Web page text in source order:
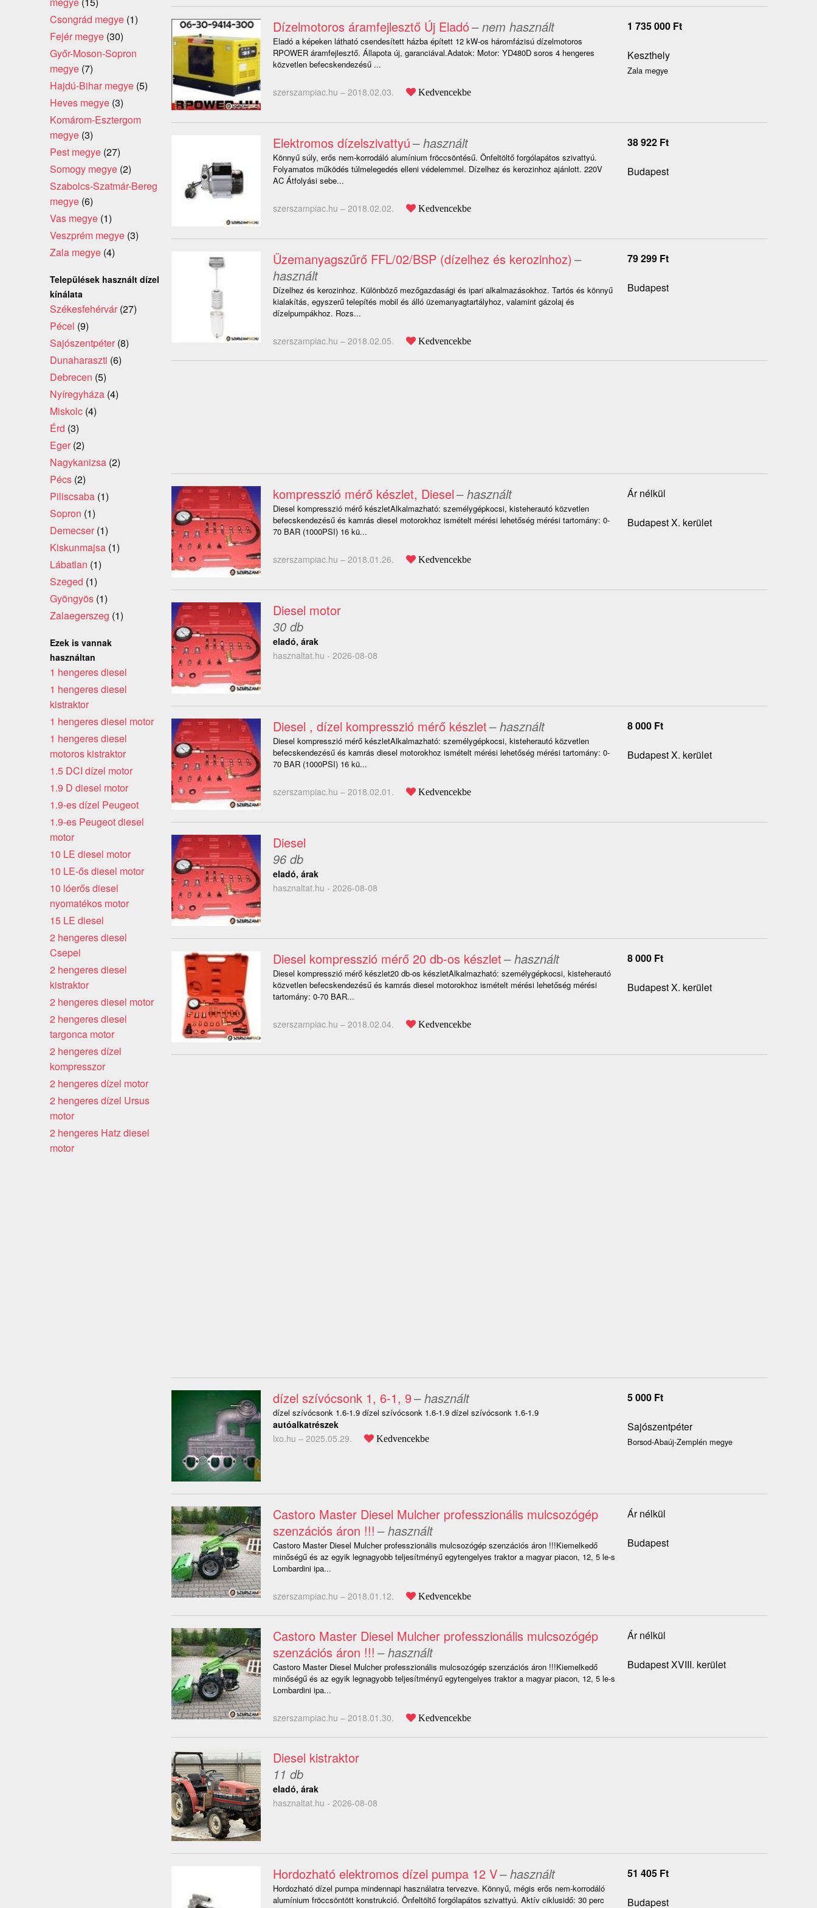
Dízelmotoros áramfejlesztő Új Eladó– nem használt
Eladó a képeken látható csendesített házba épített 12 kW-os háromfázisú dízelmotoros
RPOWER áramfejlesztő. Állapota új, garanciával.Adatok: Motor: YD480D soros 4 hengeres
közvetlen befecskendezésű ...
szerszampiac.hu – 2018.02.03. Kedvencekbe
1 735 000 Ft
Keszthely
Zala megye
Elektromos dízelszivattyú– használt
Könnyű súly, erős nem-korrodáló alumínium fröccsöntésű. Önfeltöltő forgólapátos szivattyú.
Folyamatos működés túlmelegedés elleni védelemmel. Dízelhez és kerozinhoz ajánlott. 220V
AC Átfolyási sebe...
szerszampiac.hu – 2018.02.02. Kedvencekbe
38 922 Ft
Budapest
Üzemanyagszűrő FFL/02/BSP (dízelhez és kerozinhoz) –
használt
Dízelhez és kerozinhoz. Különböző mezőgazdasági és ipari alkalmazásokhoz. Tartós és könnyű
kialakítás, egyszerű telepítés mobil és álló üzemanyagtartályhoz, valamint gázolaj és
dízelpumpákhoz. Rozs...
szerszampiac.hu – 2018.02.05. Kedvencekbe
79 299 Ft
Budapest
kompresszió mérő készlet, Diesel– használt
Diesel kompresszió mérő készletAlkalmazható: személygépkocsi, kisteherautó közvetlen
befecskendezésű és kamrás diesel motorokhoz ismételt mérési lehetőség mérési tartomány: 0-
70 BAR (1000PSI) 16 kü...
szerszampiac.hu – 2018.01.26. Kedvencekbe
Ár nélkül
Budapest X. kerület
Diesel motor
30 db
eladó, árak
hasznaltat.hu - 2026-08-08
Diesel , dízel kompresszió mérő készlet– használt
Diesel kompresszió mérő készletAlkalmazható: személygépkocsi, kisteherautó közvetlen
befecskendezésű és kamrás diesel motorokhoz ismételt mérési lehetőség mérési tartomány: 0-
70 BAR (1000PSI) 16 kü...
szerszampiac.hu – 2018.02.01. Kedvencekbe
8 000 Ft
Budapest X. kerület
Diesel
96 db
eladó, árak
hasznaltat.hu - 2026-08-08
Diesel kompresszió mérő 20 db-os készlet– használt
Diesel kompresszió mérő készlet20 db-os készletAlkalmazható: személygépkocsi, kisteherautó
közvetlen befecskendezésű és kamrás diesel motorokhoz ismételt mérési lehetőség mérési
tartomány: 0-70 BAR...
szerszampiac.hu – 2018.02.04. Kedvencekbe
8 000 Ft
Budapest X. kerület
dízel szívócsonk 1, 6-1, 9– használt
dízel szívócsonk 1.6-1.9 dízel szívócsonk 1.6-1.9 dízel szívócsonk 1.6-1.9
autóalkatrészek
lxo.hu – 2025.05.29. Kedvencekbe
5 000 Ft
Sajószentpéter
Borsod-Abaúj-Zemplén megye
Castoro Master Diesel Mulcher professzionális mulcsozógép
szenzációs áron !!! – használt
Castoro Master Diesel Mulcher professzionális mulcsozógép szenzációs áron !!!Kiemelkedő
minőségű és az egyik legnagyobb teljesítményű egytengelyes traktor a magyar piacon, 12, 5 le-s
Lombardini ipa...
szerszampiac.hu – 2018.01.12. Kedvencekbe
Ár nélkül
Budapest
Castoro Master Diesel Mulcher professzionális mulcsozógép
szenzációs áron !!! – használt
Castoro Master Diesel Mulcher professzionális mulcsozógép szenzációs áron !!!Kiemelkedő
minőségű és az egyik legnagyobb teljesítményű egytengelyes traktor a magyar piacon, 12, 5 le-s
Lombardini ipa...
szerszampiac.hu – 2018.01.30. Kedvencekbe
Ár nélkül
Budapest XVIII. kerület
Diesel kistraktor
11 db
eladó, árak
hasznaltat.hu - 2026-08-08
Hordozható elektromos dízel pumpa 12 V– használt
Hordozható dízel pumpa mindennapi használatra tervezve. Könnyű, mégis erős nem-korrodáló
alumínium fröccsöntött konstrukció. Önfeltöltő forgólapátos szivattyú. Aktív ciklusidő: 30 perc
51 405 Ft
Budapest
Csongrád megye (1)
Fejér megye (30)
Győr-Moson-Sopron
megye (7)
Hajdú-Bihar megye (5)
Heves megye (3)
Komárom-Esztergom
megye (3)
Pest megye (27)
Somogy megye (2)
Szabolcs-Szatmár-Bereg
megye (6)
Vas megye (1)
Veszprém megye (3)
Zala megye (4)
Települések használt dízel
kínálata
Székesfehérvár (27)
Pécel (9)
Sajószentpéter (8)
Dunaharaszti (6)
Debrecen (5)
Nyíregyháza (4)
Miskolc (4)
Érd (3)
Eger (2)
Nagykanizsa (2)
Pécs (2)
Piliscsaba (1)
Sopron (1)
Demecser (1)
Kiskunmajsa (1)
Lábatlan (1)
Szeged (1)
Gyöngyös (1)
Zalaegerszeg (1)
Ezek is vannak
használtan
1 hengeres diesel
1 hengeres diesel
kistraktor
1 hengeres diesel motor
1 hengeres diesel
motoros kistraktor
1.5 DCI dízel motor
1.9 D diesel motor
1.9-es dízel Peugeot
1.9-es Peugeot diesel
motor
10 LE diesel motor
10 LE-ős diesel motor
10 lóerős diesel
nyomatékos motor
15 LE diesel
2 hengeres diesel
Csepel
2 hengeres diesel
kistraktor
2 hengeres diesel motor
2 hengeres diesel
targonca motor
2 hengeres dízel
kompresszor
2 hengeres dízel motor
2 hengeres dízel Ursus
motor
2 hengeres Hatz diesel
motor